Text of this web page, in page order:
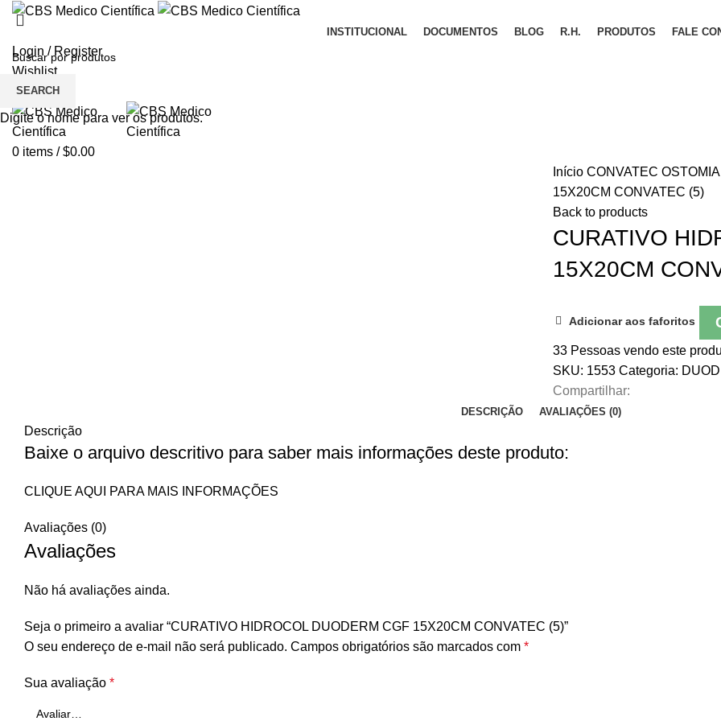
INSTITUCIONAL DOCUMENTOS BLOG R.H. PRODUTOS FALE
Login / Register
Wishlist
Menu
0 items / $0.00
Início CONVATEC
15X20CM CONVATEC (5)
Back to products
CURATIVO
15X20CM
Adicionar aos faforitos
33 Pessoas vendo este
SKU: 1553 Categoria:
Compartilhar:
DESCRIÇÃO AVALIAÇÕES (0)
Descrição
Baixe o arquivo descritivo para saber mais informações deste produto:
CLIQUE AQUI PARA MAIS INFORMAÇÕES
Avaliações (0)
Avaliações
Não há avaliações ainda.
Seja o primeiro a avaliar “CURATIVO HIDROCOL DUODERM CGF 15X20CM CONVATEC (5)”
O seu endereço de e-mail não será publicado. Campos obrigatórios são marcados com *
Sua avaliação *
SEARCH
Digite o nome para ver os produtos.